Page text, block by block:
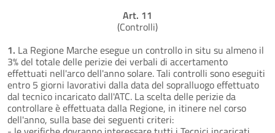
Art. 11
(Controlli)
1. La Regione Marche esegue un controllo in situ su almeno il
3% del totale delle perizie dei verbali di accertamento
effettuati nell'arco dell'anno solare. Tali controlli sono eseguiti
entro 5 giorni lavorativi dalla data del sopralluogo effettuato
dal tecnico incaricato dall'ATC. La scelta delle perizie da
controllare è effettuata dalla Regione, in itinere nel corso
dell'anno, sulla base dei seguenti criteri: